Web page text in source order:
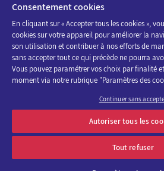
Discover the program of Viparis trade
E-mail address
Consentement cookies
En cliquant sur « Accepter tous les cookies »,
cookies sur votre appareil pour améliorer la
son utilisation et contribuer à nos efforts de
sans accepter tout ce qui précède ne pourra
Vous pouvez paramétrer vos choix par finalité
moment via notre rubrique "Paramètres des
Continuer sans
Autoriser tous les
Tout refuser